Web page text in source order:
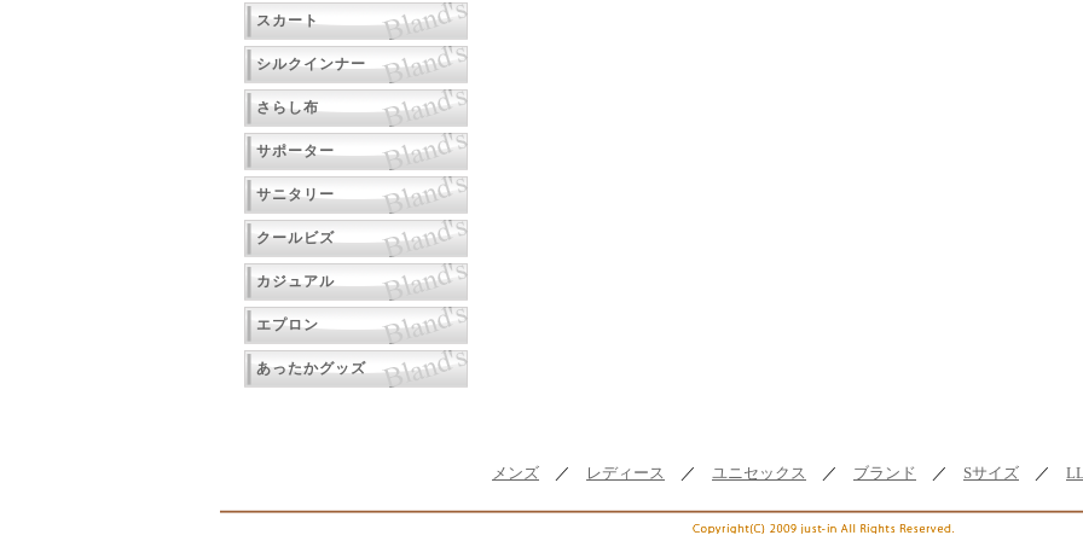
スカート
シルクインナー
さらし布
サポーター
サニタリー
クールビズ
カジュアル
エプロン
あったかグッズ
メンズ ／ レディース ／ ユニセックス ／ ブランド ／ Sサイズ ／